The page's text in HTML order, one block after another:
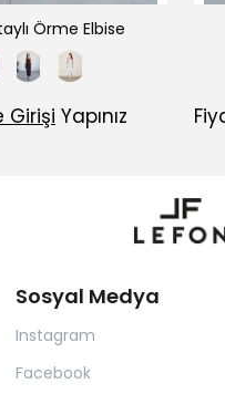
Örme Elbise
Girişi Yapınız
Sosyal Medya
Instagram
Facebook